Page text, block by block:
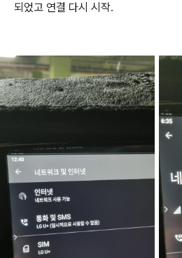
되었고 연결 다시 시작.